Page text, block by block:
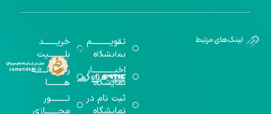
تقویــــــــــم
نمایشگاه
اخبــــــــــــار
نمایشگاه
ثبت نام در
خریـــــــد
بلـــــــــیت
رســـــانــــــه
هـــــــــا
تـــــــــور
گواهینامه‌های
اخذ شده